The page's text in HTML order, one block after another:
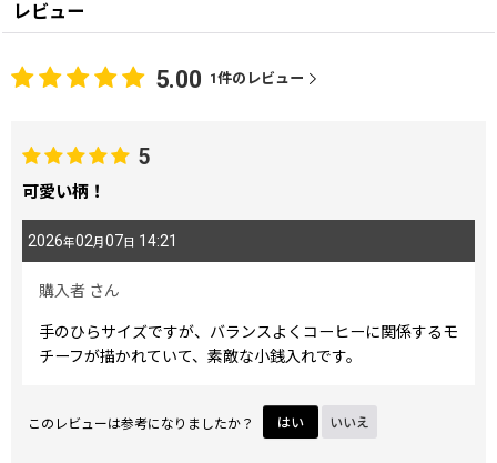
レビュー
5.00 1件のレビュー
5
可愛い柄！
2026年02月07日 14:21
購入者 さん
手のひらサイズですが、バランスよくコーヒーに関係するモ
チーフが描かれていて、素敵な小銭入れです。
このレビューは参考になりましたか？ はい いいえ